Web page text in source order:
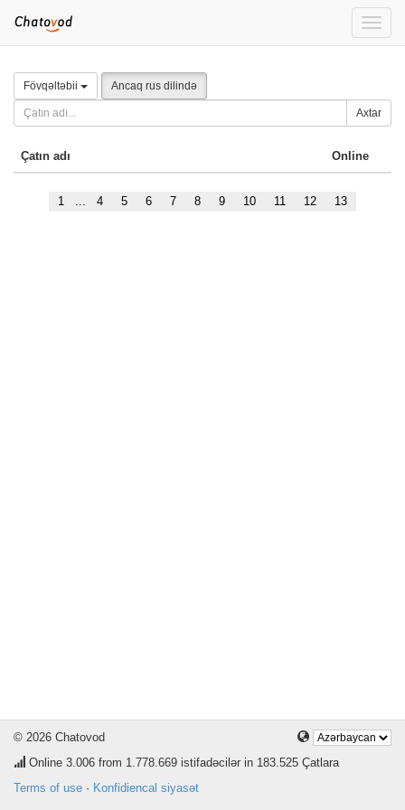
Toggle
Fövqəltəbii Ancaq rus dilində
Axtar
Çatın adı Online
1 ... 4 5 6 7 8 9 10 11 12 13
© 2026 Chatovod
Online 3.006 from 1.778.669 istifadəcilər in 183.525 Çatlara
Terms of use · Konfidiencal siyasət